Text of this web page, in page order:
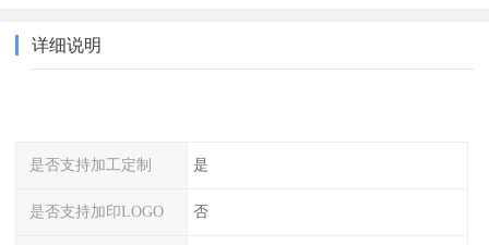
详细说明
是否支持加工定制 是
是否支持加印LOGO 否